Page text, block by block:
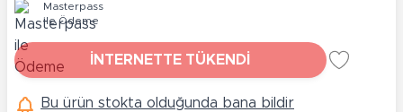
Masterpass
ile Ödeme
İNTERNETTE TÜKENDİ
Bu ürün stokta olduğunda bana bildir